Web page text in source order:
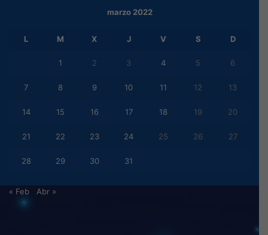
marzo 2022
L M X J V S D
1 2 3 4 5 6
7 8 9 10 11 12 13
14 15 16 17 18 19 20
21 22 23 24 25 26 27
28 29 30 31
« Feb Abr »